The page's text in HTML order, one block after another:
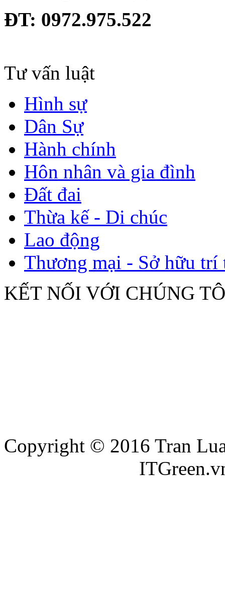
ĐT: 0972.975.522
Tư vấn luật
Hình sự
Dân Sự
Hành chính
Hôn nhân và gia đình
Đất đai
Thừa kế - Di chúc
Lao động
Thương mại - Sở hữu trí
KẾT NỐI VỚI CHÚNG
Copyright © 2016 Tran